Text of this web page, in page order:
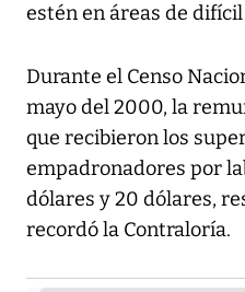
estén en áreas de
Durante el Censo
mayo del 2000, la
que recibieron los
empadronadores por
dólares y 20 dólares,
recordó la Contraloría.